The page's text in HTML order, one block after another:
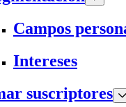
Campos
Intereses
suscriptores